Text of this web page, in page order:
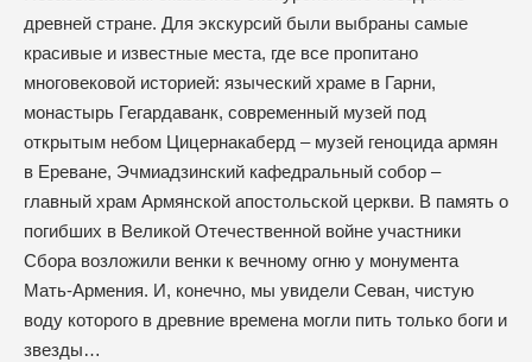
древней стране. Для экскурсий были выбраны самые
красивые и известные места, где все пропитано
многовековой историей: языческий храме в Гарни,
монастырь Гегардаванк, современный музей под
открытым небом Цицернакаберд – музей геноцида армян
в Ереване, Эчмиадзинский кафедральный собор –
главный храм Армянской апостольской церкви. В память о
погибших в Великой Отечественной войне участники
Сбора возложили венки к вечному огню у монумента
Мать-Армения. И, конечно, мы увидели Севан, чистую
воду которого в древние времена могли пить только боги и
звезды…